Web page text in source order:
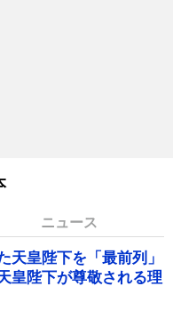
ニュース
天皇陛下を「最前列」
皇陛下が尊敬される理